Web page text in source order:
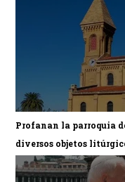
Profanan la parroquia
diversos objetos